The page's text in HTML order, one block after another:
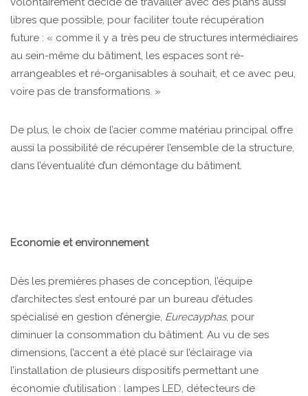
libres que possible, pour faciliter toute récupération
future : « comme il y a très peu de structures intermédiaires
au sein-même du bâtiment, les espaces sont ré-
arrangeables et ré-organisables à souhait, et ce avec peu,
voire pas de transformations. »
De plus, le choix de l’acier comme matériau principal offre
aussi la possibilité de récupérer l’ensemble de la structure,
dans l’éventualité d’un démontage du bâtiment.
Economie et environnement
Dès les premières phases de conception, l’équipe
d’architectes s’est entouré par un bureau d’études
spécialisé en gestion d’énergie, Eurecayphas, pour
diminuer la consommation du bâtiment. Au vu de ses
dimensions, l’accent a été placé sur l’éclairage via
l’installation de plusieurs dispositifs permettant une
économie d’utilisation : lampes LED, détecteurs de